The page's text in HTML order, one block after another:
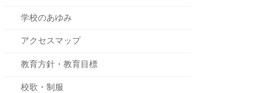
学校のあゆみ
アクセスマップ
教育方針・教育目標
校歌・制服